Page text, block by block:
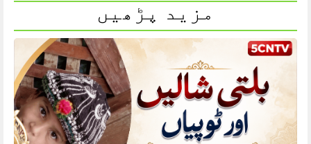
مزید پڑھیں